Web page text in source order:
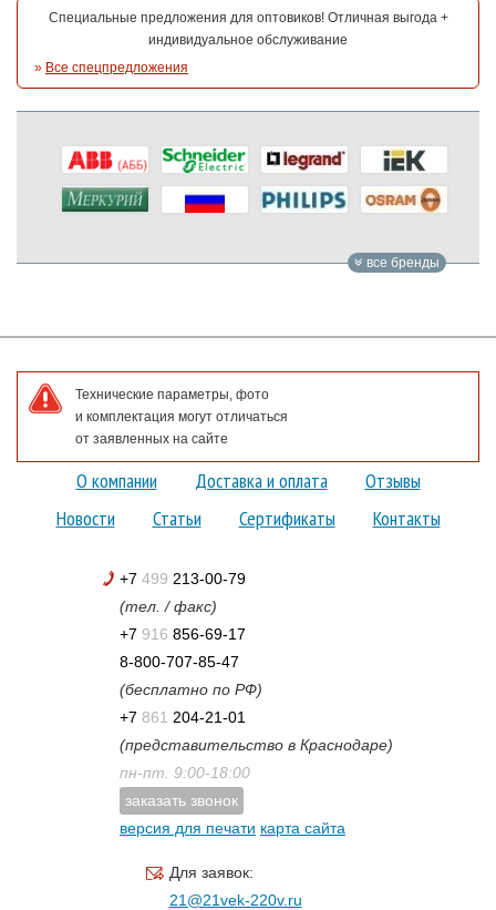
Специальные предложения для оптовиков! Отличная выгода +
индивидуальное обслуживание
» Все спецпредложения
все бренды
Технические параметры, фото
и комплектация могут отличаться
от заявленных на сайте
О компании Доставка и оплата
Отзывы
Новости
Статьи Сертификаты Контакты
+7 499 213-00-79
(тел. / факс)
+7 916 856-69-17
8-800-707-85-47
(бесплатно по РФ)
+7 861 204-21-01
(представительство в Краснодаре)
пн-пт. 9:00-18:00
заказать звонок
версия для печати карта сайта
Для заявок:
21@21vek-220v.ru